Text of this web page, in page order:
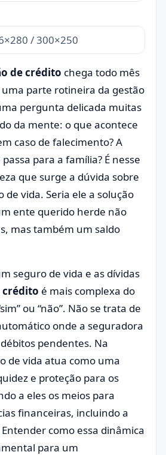
/ 300×250
de crédito chega todo mês
parte rotineira da gestão
pergunta delicada muitas
da mente: o que acontece
caso de falecimento? A
para a família? É nesse
que surge a dúvida sobre
de vida. Seria ele a solução
ente querido herde não
mas também um saldo
seguro de vida e as dívidas
crédito é mais complexa do
ou “não”. Não se trata de
onde a seguradora
pendentes. Na
de vida atua como uma
e proteção para os
a eles os meios para
financeiras, incluindo a
como essa dinâmica
para um